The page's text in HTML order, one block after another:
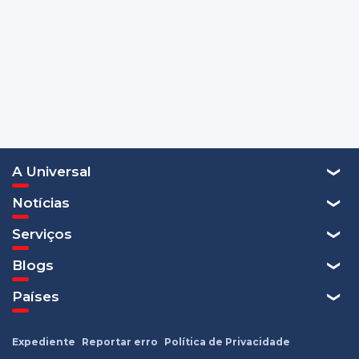
A Universal
Notícias
Serviços
Blogs
Países
Expediente Reportar erro Política de Privacidade